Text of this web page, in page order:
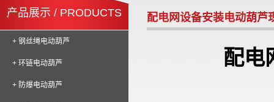
产品展示 / PRODUCTS
+ 钢丝绳电动葫芦
+ 环链电动葫芦
+ 防爆电动葫芦
配电网设备安装电动葫芦
配电